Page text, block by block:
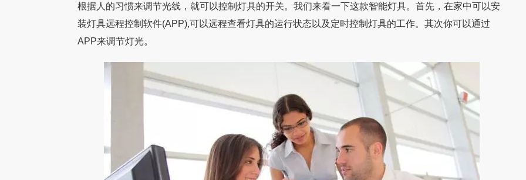
根据人的习惯来调节光线，就可以控制灯具的开关。我们来看一下这款智能灯具。首先，在家中可以安
装灯具远程控制软件(APP),可以远程查看灯具的运行状态以及定时控制灯具的工作。其次你可以通过
APP来调节灯光。